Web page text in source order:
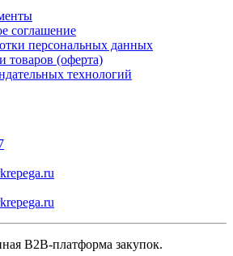
соглашение
персональных данных
товаров (оферта)
технологий
B2B-платформа закупок.